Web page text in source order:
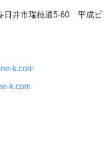
日井市瑞穂通5-60 平成ビ
k.com
k.com